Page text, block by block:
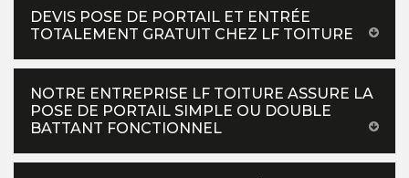
DEVIS POSE DE PORTAIL ET ENTRÉE
TOTALEMENT GRATUIT CHEZ LF TOITURE
NOTRE ENTREPRISE LF TOITURE ASSURE LA
POSE DE PORTAIL SIMPLE OU DOUBLE
BATTANT FONCTIONNEL